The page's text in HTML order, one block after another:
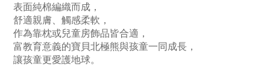
表面純棉編織而成，
舒適親膚、觸感柔軟，
作為靠枕或兒童房飾品皆合適 ，
富教育意義的寶貝北極熊與孩童一同成長，
讓孩童更愛護地球。